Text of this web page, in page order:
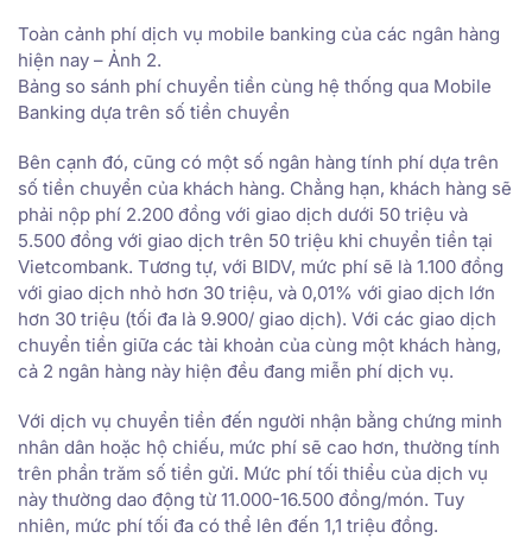
Toàn cảnh phí dịch vụ mobile banking của các ngân hàng
hiện nay – Ảnh 2.
Bảng so sánh phí chuyển tiền cùng hệ thống qua Mobile
Banking dựa trên số tiền chuyển
Bên cạnh đó, cũng có một số ngân hàng tính phí dựa trên
số tiền chuyển của khách hàng. Chẳng hạn, khách hàng sẽ
phải nộp phí 2.200 đồng với giao dịch dưới 50 triệu và
5.500 đồng với giao dịch trên 50 triệu khi chuyển tiền tại
Vietcombank. Tương tự, với BIDV, mức phí sẽ là 1.100 đồng
với giao dịch nhỏ hơn 30 triệu, và 0,01% với giao dịch lớn
hơn 30 triệu (tối đa là 9.900/ giao dịch). Với các giao dịch
chuyển tiền giữa các tài khoản của cùng một khách hàng,
cả 2 ngân hàng này hiện đều đang miễn phí dịch vụ.
Với dịch vụ chuyển tiền đến người nhận bằng chứng minh
nhân dân hoặc hộ chiếu, mức phí sẽ cao hơn, thường tính
trên phần trăm số tiền gửi. Mức phí tối thiểu của dịch vụ
này thường dao động từ 11.000-16.500 đồng/món. Tuy
nhiên, mức phí tối đa có thể lên đến 1,1 triệu đồng.